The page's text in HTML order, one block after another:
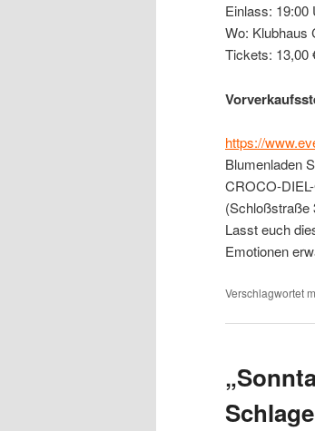
Einlass: 19:00
Wo: Klubhaus
Tickets: 13,00
https://
Blumenladen
CROCO-
(Schloßstraße
Lasst euch
Emotionen
Verschlagwortet